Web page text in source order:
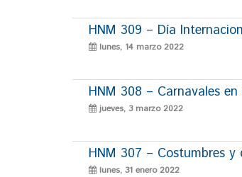
HNM 309 – Día
lunes, 14 marzo 2022
HNM 308 – Carnavales
jueves, 3 marzo 2022
HNM 307 – Costumbres y
lunes, 31 enero 2022